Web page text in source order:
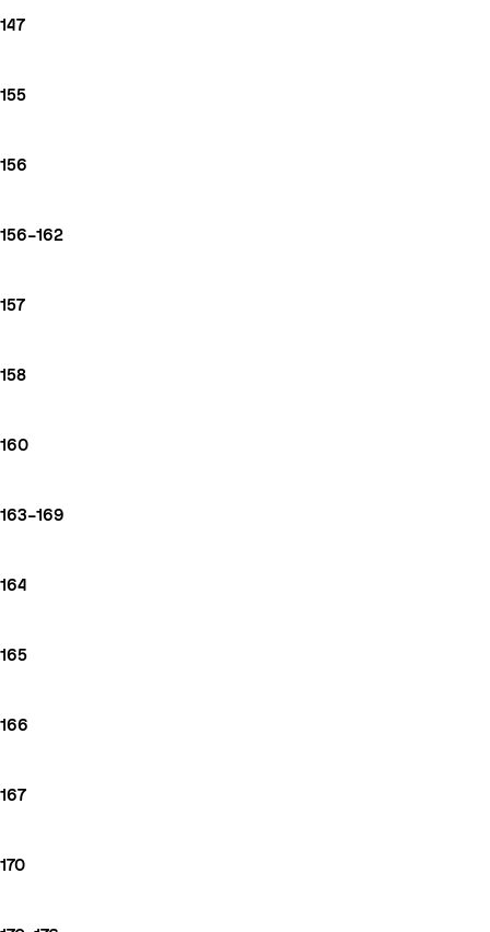
147
155
156
156–162
157
158
160
163–169
164
165
166
167
170